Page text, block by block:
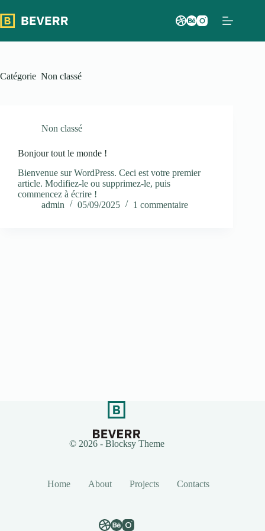
Catégorie Non classé
Non classé
Bonjour tout le monde !
Bienvenue sur WordPress. Ceci est votre premier
article. Modifiez-le ou supprimez-le, puis
commencez à écrire !
admin
05/09/2025 1 commentaire
© 2026 - Blocksy Theme
Home About Projects Contacts